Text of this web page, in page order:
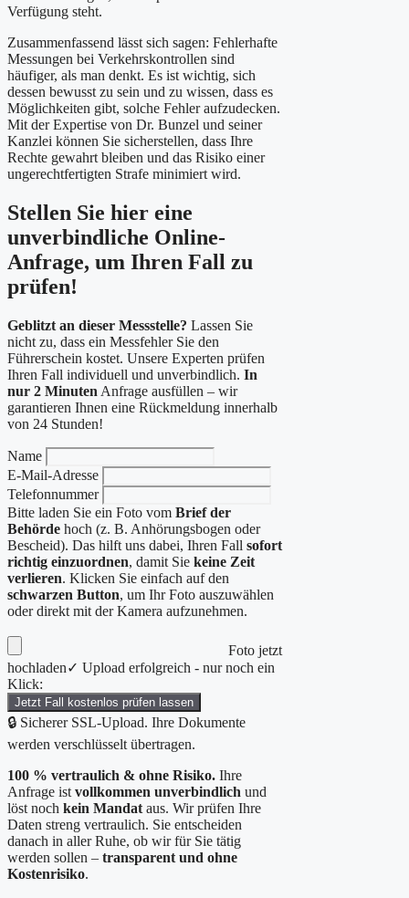
Verfügung steht.
Zusammenfassend lässt sich sagen: Fehlerhafte
Messungen bei Verkehrskontrollen sind
häufiger, als man denkt. Es ist wichtig, sich
dessen bewusst zu sein und zu wissen, dass es
Möglichkeiten gibt, solche Fehler aufzudecken.
Mit der Expertise von Dr. Bunzel und seiner
Kanzlei können Sie sicherstellen, dass Ihre
Rechte gewahrt bleiben und das Risiko einer
ungerechtfertigten Strafe minimiert wird.
Stellen Sie hier eine
unverbindliche Online-
Anfrage, um Ihren Fall zu
prüfen!
Geblitzt an dieser Messstelle? Lassen Sie
nicht zu, dass ein Messfehler Sie den
Führerschein kostet. Unsere Experten prüfen
Ihren Fall individuell und unverbindlich. In
nur 2 Minuten Anfrage ausfüllen – wir
garantieren Ihnen eine Rückmeldung innerhalb
von 24 Stunden!
Name
E-Mail-Adresse
Telefonnummer
Bitte laden Sie ein Foto vom Brief der
Behörde hoch (z. B. Anhörungsbogen oder
Bescheid). Das hilft uns dabei, Ihren Fall sofort
richtig einzuordnen, damit Sie keine Zeit
verlieren. Klicken Sie einfach auf den
schwarzen Button, um Ihr Foto auszuwählen
oder direkt mit der Kamera aufzunehmen.
Foto jetzt
hochladen✓ Upload erfolgreich - nur noch ein
Klick:
Jetzt Fall kostenlos prüfen lassen
🔒 Sicherer SSL-Upload. Ihre Dokumente
werden verschlüsselt übertragen.
100 % vertraulich & ohne Risiko. Ihre
Anfrage ist vollkommen unverbindlich und
löst noch kein Mandat aus. Wir prüfen Ihre
Daten streng vertraulich. Sie entscheiden
danach in aller Ruhe, ob wir für Sie tätig
werden sollen – transparent und ohne
Kostenrisiko.